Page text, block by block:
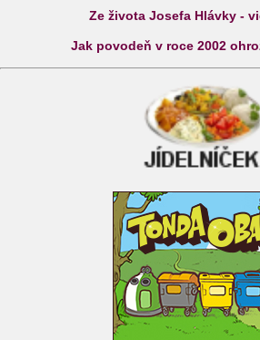
Ze života Josefa Hlávky -
Jak povodeň v roce 2002